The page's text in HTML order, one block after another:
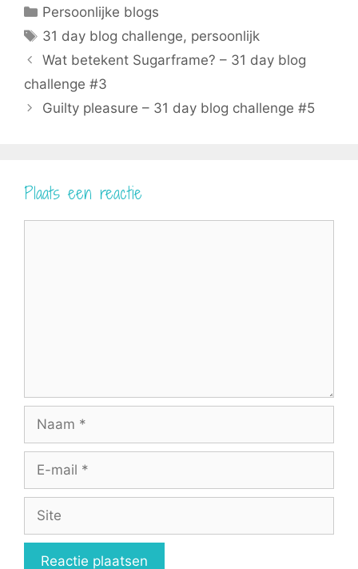
o
k
t
t
e
r
)
Categorieën
Persoonlijke blogs
Tags
31 day blog challenge, persoonlijk
Wat betekent Sugarframe? – 31 day blog
challenge #3
Guilty pleasure – 31 day blog challenge #5
Plaats een reactie
Naam
Site